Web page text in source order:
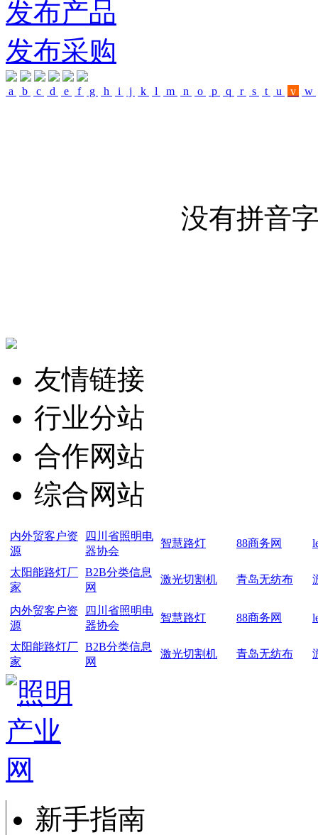
发布产品
发布采购
a b c d e f g h i j k l m n o p q r s t u v w
没有拼音
友情链接
行业分站
合作网站
综合网站
内外贸客户资
源
四川省照明电
器协会
智慧路灯 88商务网
太阳能路灯厂
家
B2B分类信息
网
激光切割机 青岛无纺布
内外贸客户资
源
四川省照明电
器协会
智慧路灯 88商务网
太阳能路灯厂
家
B2B分类信息
网
激光切割机 青岛无纺布
新手指南